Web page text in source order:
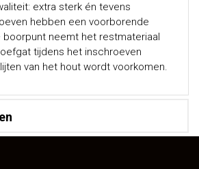
extra sterk én tevens
hebben een voorborende
boorpunt neemt het restmateriaal
tijdens het inschroeven
van het hout wordt voorkomen.